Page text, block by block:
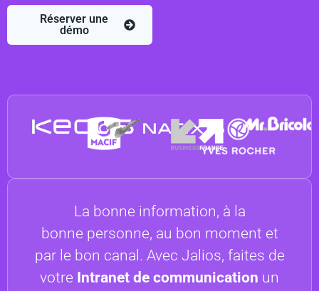
Réserver une
démo
La bonne information, à la
bonne personne, au bon moment et
par le bon canal. Avec Jalios, faites de
votre Intranet de communication un